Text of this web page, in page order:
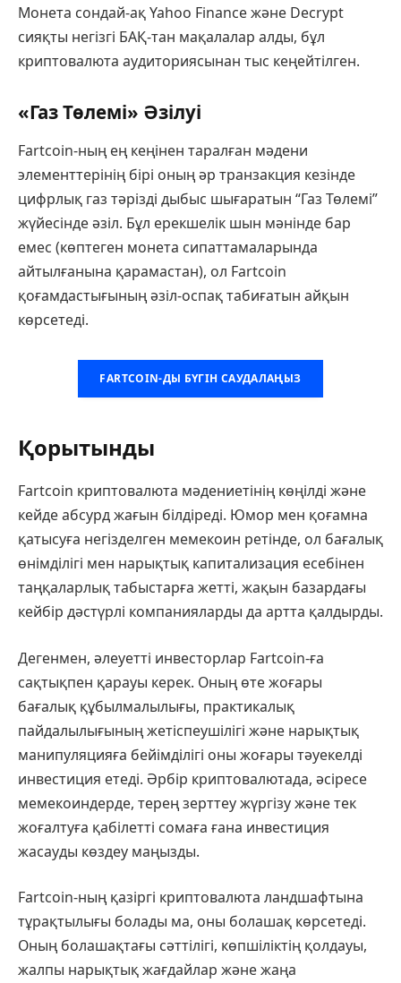
Монета сондай-ақ Yahoo Finance және Decrypt
сияқты негізгі БАҚ-тан мақалалар алды, бұл
криптовалюта аудиториясынан тыс кеңейтілген.
«Газ Төлемі» Әзілуі
Fartcoin-ның ең кеңінен таралған мәдени
элементтерінің бірі оның әр транзакция кезінде
цифрлық газ тәрізді дыбыс шығаратын “Газ Төлемі”
жүйесінде әзіл. Бұл ерекшелік шын мәнінде бар
емес (көптеген монета сипаттамаларында
айтылғанына қарамастан), ол Fartcoin
қоғамдастығының әзіл-оспақ табиғатын айқын
көрсетеді.
FARTCOIN-ДЫ БҮГІН САУДАЛАҢЫЗ
Қорытынды
Fartcoin криптовалюта мәдениетінің көңілді және
кейде абсурд жағын білдіреді. Юмор мен қоғамна
қатысуға негізделген мемекоин ретінде, ол бағалық
өнімділігі мен нарықтық капитализация есебінен
таңқаларлық табыстарға жетті, жақын базардағы
кейбір дәстүрлі компанияларды да артта қалдырды.
Дегенмен, әлеуетті инвесторлар Fartcoin-ға
сақтықпен қарауы керек. Оның өте жоғары
бағалық құбылмалылығы, практикалық
пайдалылығының жетіспеушілігі және нарықтық
манипуляцияға бейімділігі оны жоғары тәуекелді
инвестиция етеді. Әрбір криптовалютада, әсіресе
мемекоиндерде, терең зерттеу жүргізу және тек
жоғалтуға қабілетті сомаға ғана инвестиция
жасауды көздеу маңызды.
Fartcoin-ның қазіргі криптовалюта ландшафтына
тұрақтылығы болады ма, оны болашақ көрсетеді.
Оның болашақтағы сәттілігі, көпшіліктің қолдауы,
жалпы нарықтық жағдайлар және жаңа